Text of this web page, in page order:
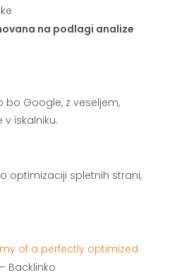
na podlagi analize
bo Google, z veseljem,
v iskalniku.
optimizaciji spletnih strani,
of a perfectly optimized
– Backlinko